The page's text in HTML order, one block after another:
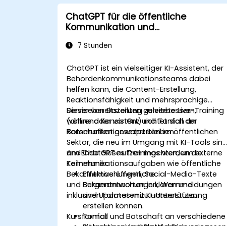
ChatGPT für die öffentliche
Kommunikation und
7 Stunden
ChatGPT ist ein vielseitiger KI-Assistent, der
Behördenkommunikationsteams dabei
helfen kann, die Content-Erstellung,
Reaktionsfähigkeit und mehrsprachige
Servicebereitstellung zu verbessern,
während Konsistenz und Tonfall der
Botschaften gewahrt bleiben.
Dieser von Dozenten geleitete Live-Training
(online oder vor Ort) richtet sich an
Kommunikationsexperten im öffentlichen
Sektor, die neu im Umgang mit KI-Tools sind
und ChatGPT nutzen möchten, um externe
Kommunikationsaufgaben wie öffentliche
Bekanntmachungen, Social-Media-Texte
und Bürgerantworten in klaren und
inklusiven Formaten zu unterstützen.
Am Ende dieses Trainings werden die
Teilnehmer:
Effektive öffentliche
Bekanntmachungen, Warnmeldungen
und Updates mit KI-Unterstützung
erstellen können.
Tonfall und Botschaft an verschiedene
Kursformat